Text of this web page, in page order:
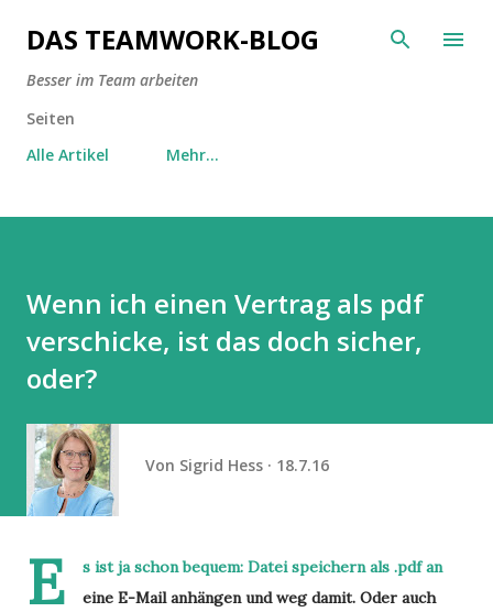
Direkt zum Hauptbereich
DAS TEAMWORK-BLOG
Besser im Team arbeiten
Seiten
Alle Artikel
Mehr…
Wenn ich einen Vertrag als pdf
verschicke, ist das doch sicher,
oder?
Von Sigrid Hess 18.7.16
E
s ist ja schon bequem: Datei speichern als .pdf an
eine E-Mail anhängen und weg damit. Oder auch